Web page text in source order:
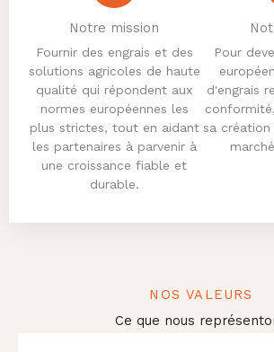
Notre mission
Fournir des engrais et des
solutions agricoles de haute
qualité qui répondent aux
normes européennes les
plus strictes, tout en aidant
les partenaires à parvenir à
une croissance fiable et
durable.
Pour
d'engrais
sa création
NOS VALEURS
Ce que nous